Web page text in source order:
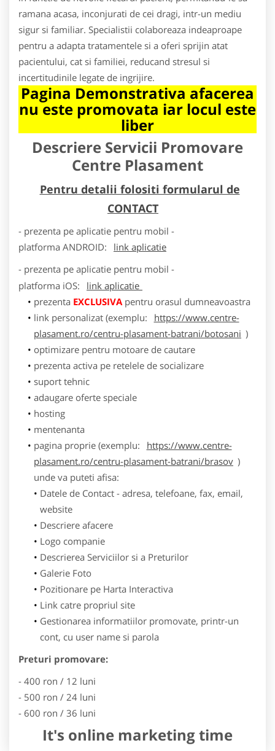
ramana acasa, inconjurati de cei dragi, intr-un mediu
sigur si familiar. Specialistii colaboreaza indeaproape
pentru a adapta tratamentele si a oferi sprijin atat
pacientului, cat si familiei, reducand stresul si
incertitudinile legate de ingrijire.
Pagina Demonstrativa afacerea
nu este promovata iar locul este
liber
Descriere Servicii Promovare
Centre Plasament
Pentru detalii folositi formularul de
CONTACT
- prezenta pe aplicatie pentru mobil -
platforma ANDROID:
link aplicatie
- prezenta pe aplicatie pentru mobil -
platforma iOS:
link aplicatie
prezenta EXCLUSIVApentru orasul dumneavoastra
link personalizat (exemplu:
https://www.centre-
plasament.ro/centru-plasament-batrani/botosani )
optimizare pentru motoare de cautare
prezenta activa pe retelele de socializare
suport tehnic
adaugare oferte speciale
hosting
mentenanta
pagina proprie (exemplu:
https://www.centre-
plasament.ro/centru-plasament-batrani/brasov )
unde va puteti afisa:
Datele de Contact - adresa, telefoane, fax, email,
website
Descriere afacere
Logo companie
Descrierea Serviciilor si a Preturilor
Galerie Foto
Pozitionare pe Harta Interactiva
Link catre propriul site
Gestionarea informatiilor promovate, printr-un
cont, cu user name si parola
Preturi promovare:
- 400 ron / 12 luni
- 500 ron / 24 luni
- 600 ron / 36 luni
It's online marketing time